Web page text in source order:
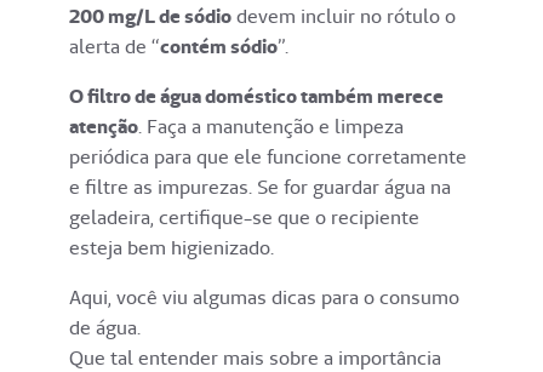
200 mg/L de sódiodevem incluir no rótulo o
alerta de “contém sódio”.
O filtro de água doméstico também merece
atenção. Faça a manutenção e limpeza
periódica para que ele funcione corretamente
e filtre as impurezas. Se for guardar água na
geladeira, certifique-se que o recipiente
esteja bem higienizado.
Aqui, você viu algumas dicas para o consumo
de água.
Que tal entender mais sobre a importância